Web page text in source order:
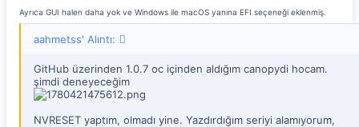
Ayrıca GUI halen daha yok ve Windows ile macOS yanına EFI seçeneği eklenmiş.
aahmetss' Alıntı:
GitHub üzerinden 1.0.7 oc içinden aldığım canopydi hocam.
şimdi deneyeceğim
NVRESET yaptım, olmadı yine. Yazdırdığım seriyi alamıyorum,